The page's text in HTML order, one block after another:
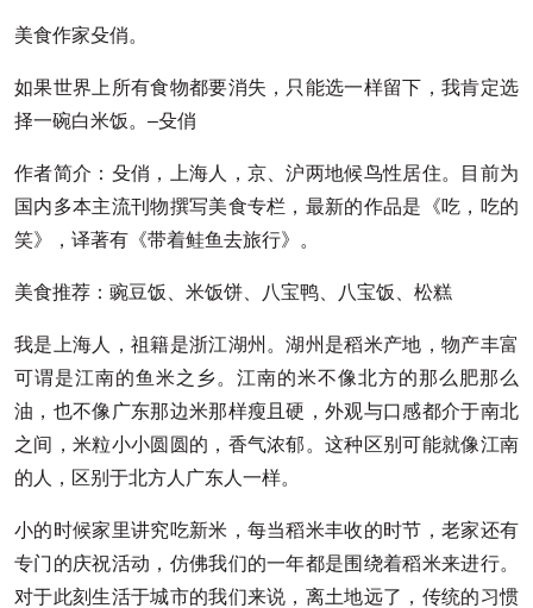
美食作家殳俏。
如果世界上所有食物都要消失，只能选一样留下，我肯定选
择一碗白米饭。–殳俏
作者简介：殳俏，上海人，京、沪两地候鸟性居住。目前为
国内多本主流刊物撰写美食专栏，最新的作品是《吃，吃的
笑》，译著有《带着鲑鱼去旅行》。
美食推荐：豌豆饭、米饭饼、八宝鸭、八宝饭、松糕
我是上海人，祖籍是浙江湖州。湖州是稻米产地，物产丰富
可谓是江南的鱼米之乡。江南的米不像北方的那么肥那么
油，也不像广东那边米那样瘦且硬，外观与口感都介于南北
之间，米粒小小圆圆的，香气浓郁。这种区别可能就像江南
的人，区别于北方人广东人一样。
小的时候家里讲究吃新米，每当稻米丰收的时节，老家还有
专门的庆祝活动，仿佛我们的一年都是围绕着稻米来进行。
对于此刻生活于城市的我们来说，离土地远了，传统的习惯